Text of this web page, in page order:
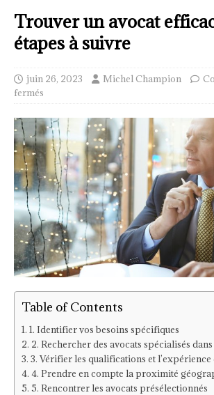
Trouver un avocat
étapes à suivre
juin 26, 2023 Michel Champion
fermés
Table of Contents
1. Identifier vos besoins spécifiques
2. Rechercher des avocats spécialisés
3. Vérifier les qualifications et l’expérience
4. Prendre en compte la proximité
5. Rencontrer les avocats présélectionnés